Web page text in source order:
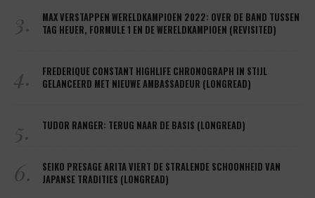
3.
MAX VERSTAPPEN WERELDKAMPIOEN 2022: OVER DE BAND TUSSEN
TAG HEUER, FORMULE 1 EN DE WERELDKAMPIOEN (REVISITED)
4.
FREDERIQUE CONSTANT HIGHLIFE CHRONOGRAPH IN STIJL
GELANCEERD MET NIEUWE AMBASSADEUR (LONGREAD)
5. TUDOR RANGER: TERUG NAAR DE BASIS (LONGREAD)
6.
SEIKO PRESAGE ARITA VIERT DE STRALENDE SCHOONHEID VAN
JAPANSE TRADITIES (LONGREAD)